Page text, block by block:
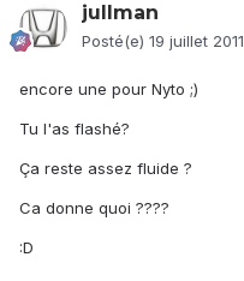
jullman
Posté(e) 19 juillet 2011
encore une pour Nyto ;)
Tu l'as flashé?
Ça reste assez fluide ?
Ca donne quoi ????
:D